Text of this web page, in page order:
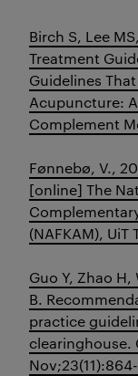
Birch S, Lee
Treatment
Guidelines
Acupuncture:
Complement
Fønnebø, V.,
[online] The
(NAFKAM),
Guo Y, Zhao H,
B.
practice
clearinghouse.